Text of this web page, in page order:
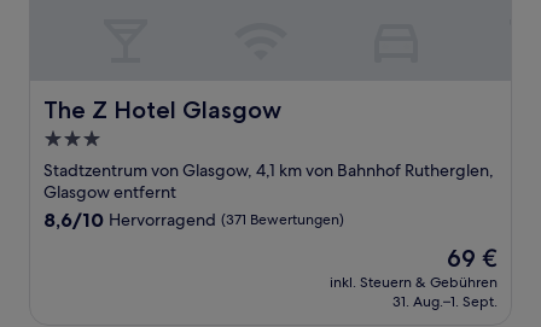
The Z Hotel Glasgow
The Z Hotel Glasgow
3.0-
Sterne-
Unterkunft
Stadtzentrum von Glasgow, 4,1 km von Bahnhof Rutherglen,
Glasgow entfernt
8.6
8,6/10 Hervorragend (371 Bewertungen)
Der
Preis
beträgt
69 €
inkl. Steuern & Gebühren
31. Aug.–1. Sept.